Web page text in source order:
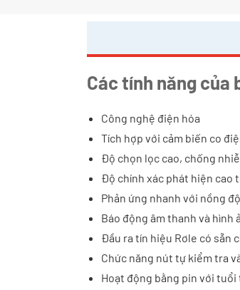
Các tính năng của
Công nghệ điện hóa
Tích hợp với cảm biến co
Độ chọn lọc cao, chống
Độ chính xác phát hiện cao
Phản ứng nhanh với nồng
Báo động âm thanh và hình
Đầu ra tín hiệu Rơle có sẵn
Chức năng nút tự kiểm tra
Hoạt động bằng pin với tuổi